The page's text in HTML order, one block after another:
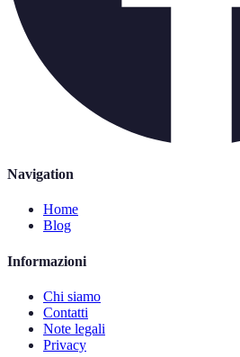
Navigation
Home
Blog
Informazioni
Chi siamo
Contatti
Note legali
Privacy